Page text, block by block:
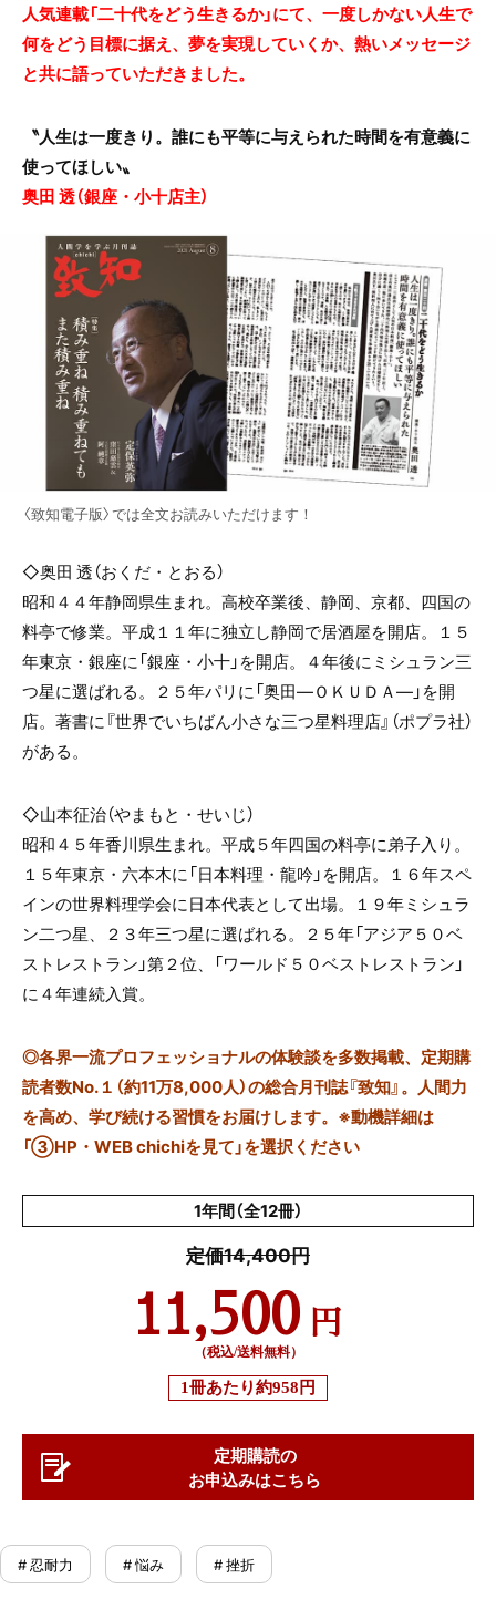
人気連載「二十代をどう生きるか」にて、一度しかない人生で
何をどう目標に据え、夢を実現していくか、熱いメッセージ
と共に語っていただきました。
〝人生は一度きり。誰にも平等に与えられた時間を有意義に
使ってほしい〟
奥田 透（銀座・小十店主）
〈致知電子版〉では全文お読みいただけます！
◇奥田 透（おくだ・とおる）
昭和４４年静岡県生まれ。高校卒業後、静岡、京都、四国の
料亭で修業。平成１１年に独立し静岡で居酒屋を開店。１５
年東京・銀座に「銀座・小十」を開店。４年後にミシュラン三
つ星に選ばれる。２５年パリに「奥田―ＯＫＵＤＡ―」を開
店。著書に『世界でいちばん小さな三つ星料理店』（ポプラ社）
がある。
◇山本征治（やまもと・せいじ）
昭和４５年香川県生まれ。平成５年四国の料亭に弟子入り。
１５年東京・六本木に「日本料理・龍吟」を開店。１６年スペ
インの世界料理学会に日本代表として出場。１９年ミシュラ
ン二つ星、２３年三つ星に選ばれる。２５年「アジア５０ベ
ストレストラン」第２位、「ワールド５０ベストレストラン」
に４年連続入賞。
◎各界一流プロフェッショナルの体験談を多数掲載、定期購
読者数No.１（約11万8,000人）の総合月刊誌『致知』。人間力
を高め、学び続ける習慣をお届けします。※動機詳細は
「③HP・WEB chichiを見て」を選択ください
1年間（全12冊）
定価14,400円
11,500 円
（税込/送料無料）
1冊あたり約958円
定期購読の
お申込みはこちら
# 忍耐力 # 悩み # 挫折